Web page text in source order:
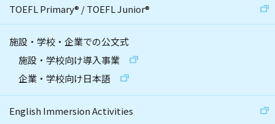
TOEFL Primary® /TOEFL Junior®
施設・学校・企業での公文式
施設・学校向け導入事業
企業・学校向け日本語
English Immersion Activities